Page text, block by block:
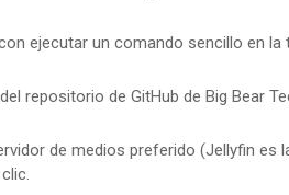
ejecutar un comando sencillo en la
repositorio de GitHub de Big Bear
de medios preferido (Jellyfin es